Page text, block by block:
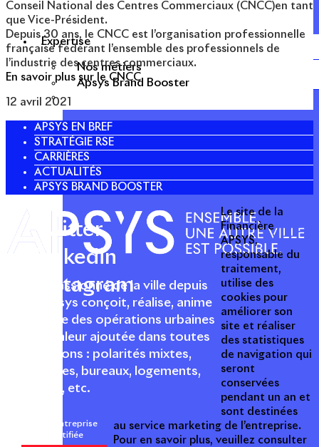
Expertise
Nos métiers
Apsys Brand Booster
Conseil National des Centres Commerciaux (CNCC)en tant
que Vice-Président.
Depuis 30 ans, le CNCC est l’organisation professionnelle
française fédérant l’ensemble des professionnels de
l’industrie des centres commerciaux.
En savoir plus sur le CNCC
12 avril 2021
APSYS EN BREF
STRATÉGIE RSE
CARRIÈRES
ACTUALITÉS
APSYS BRAND BOOSTER
Acteur passionné de la ville depuis
1996, Apsys conçoit, réalise, anime
et valorise des opérations urbaines
à forte valeur ajoutée dans toutes
les fonctions : polarités mixtes,
commerces, bureaux, logements,
hôtellerie, etc.
Une entreprise
certifiée
Twitter
Linkedin
Instagram
Le site de la
Financière
APSYS,
responsable du
traitement,
utilise des
cookies pour
améliorer son
site et réaliser
des statistiques
de navigation qui
seront
conservées
pendant un an et
sont destinées
au service marketing de l’entreprise.
Pour en savoir plus, veuillez consulter